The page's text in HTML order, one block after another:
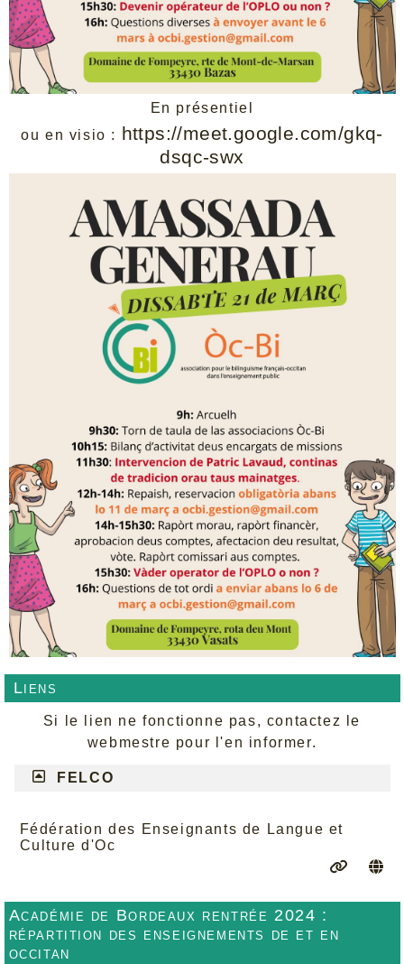
En présentiel
ou en visio : https://meet.google.com/gkq-
dsqc-swx
Liens
Si le lien ne fonctionne pas, contactez le
webmestre pour l'en informer.
FELCO
Fédération des Enseignants de Langue et
Culture d'Oc
Académie de Bordeaux rentrée 2024 :
répartition des enseignements de et en
occitan